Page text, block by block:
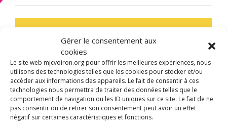
Gérer le consentement aux
cookies
Le site web mjcvoiron.org pour offrir les meilleures expériences, nous
utilisons des technologies telles que les cookies pour stocker et/ou
accéder aux informations des appareils. Le fait de consentir à ces
technologies nous permettra de traiter des données telles que le
comportement de navigation ou les ID uniques sur ce site. Le fait de ne
pas consentir ou de retirer son consentement peut avoir un effet
négatif sur certaines caractéristiques et fonctions.